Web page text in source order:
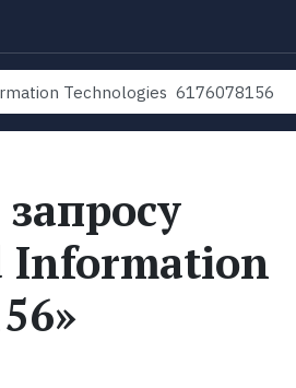
Книги Экранизации
Information